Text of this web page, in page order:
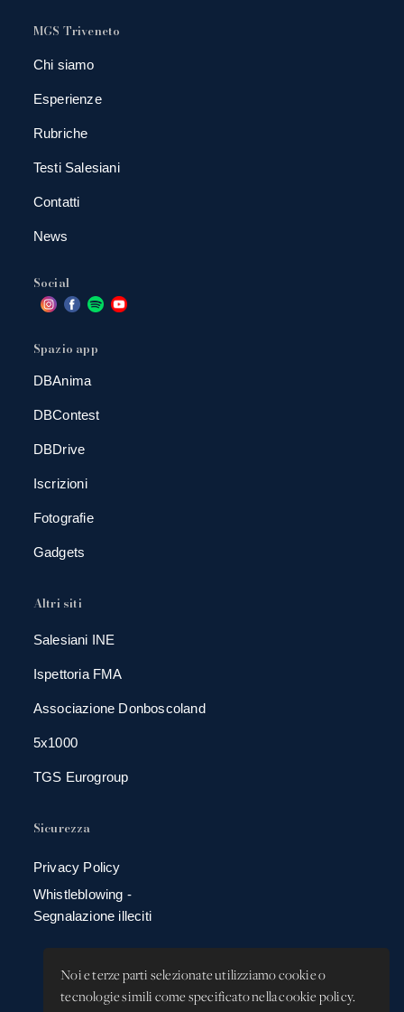
Noi e terze parti selezionate utilizziamo cookie o
tecnologie simili come specificato nella cookie policy.
MGS Triveneto
Chi siamo
Esperienze
Rubriche
Testi Salesiani
Contatti
News
Social
Spazio app
DBAnima
DBContest
DBDrive
Iscrizioni
Fotografie
Gadgets
Altri siti
Salesiani INE
Ispettoria FMA
Associazione Donboscoland
5x1000
TGS Eurogroup
Sicurezza
Privacy Policy
Whistleblowing -
Segnalazione illeciti